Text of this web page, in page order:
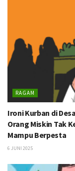
RAGAM
Ironi Kurban di
Orang Miskin Tak
Mampu Berpesta
6 JUNI 2025